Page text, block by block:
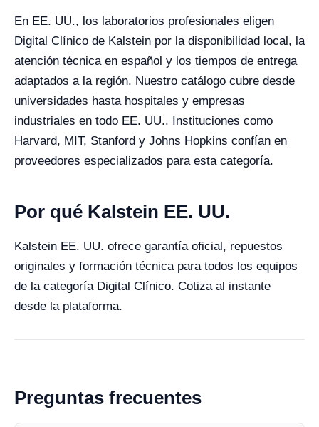
En EE. UU., los laboratorios profesionales eligen
Digital Clínico de Kalstein por la disponibilidad local, la
atención técnica en español y los tiempos de entrega
adaptados a la región. Nuestro catálogo cubre desde
universidades hasta hospitales y empresas
industriales en todo EE. UU.. Instituciones como
Harvard, MIT, Stanford y Johns Hopkins confían en
proveedores especializados para esta categoría.
Por qué Kalstein EE. UU.
Kalstein EE. UU. ofrece garantía oficial, repuestos
originales y formación técnica para todos los equipos
de la categoría Digital Clínico. Cotiza al instante
desde la plataforma.
Preguntas frecuentes